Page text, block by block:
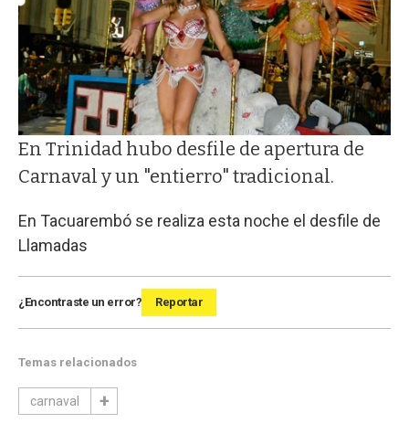
En Trinidad hubo desfile de apertura de
Carnaval y un "entierro" tradicional.
En Tacuarembó se realiza esta noche el desfile de
Llamadas
¿Encontraste un error? Reportar
Temas relacionados
carnaval